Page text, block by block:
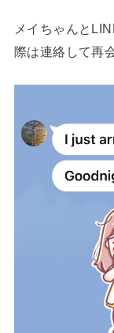
メイちゃんと
際は連絡して再